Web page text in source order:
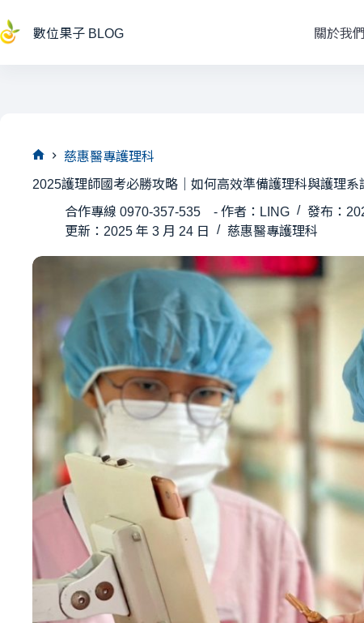
至
主
數位果子 BLOG 關於我們
頁
慈惠醫專護理科
2025護理師國考必勝攻略｜如何高效準備護理科與護理系
合作專線 0970-357-535 - 作者：LING
發布：
更新：2025 年 3 月 24 日
慈惠醫專護理科